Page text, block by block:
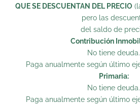
QUE SE DESCUENTAN DEL PRECIO
pero las
del saldo de
Contribución
No tiene deuda.
Paga anualmente según último
Primaria:
No tiene deuda.
Paga anualmente según último